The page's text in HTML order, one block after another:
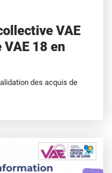
VAE
VAE 18 en
des acquis de